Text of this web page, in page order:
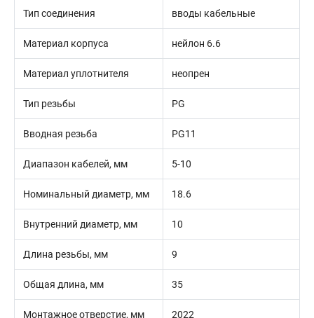
Тип соединения вводы кабельные
Материал корпуса нейлон 6.6
Материал уплотнителя неопрен
Тип резьбы PG
Вводная резьба PG11
Диапазон кабелей, мм 5-10
Номинальный диаметр, мм 18.6
Внутренний диаметр, мм 10
Длина резьбы, мм 9
Общая длина, мм 35
Монтажное отверстие, мм 2022